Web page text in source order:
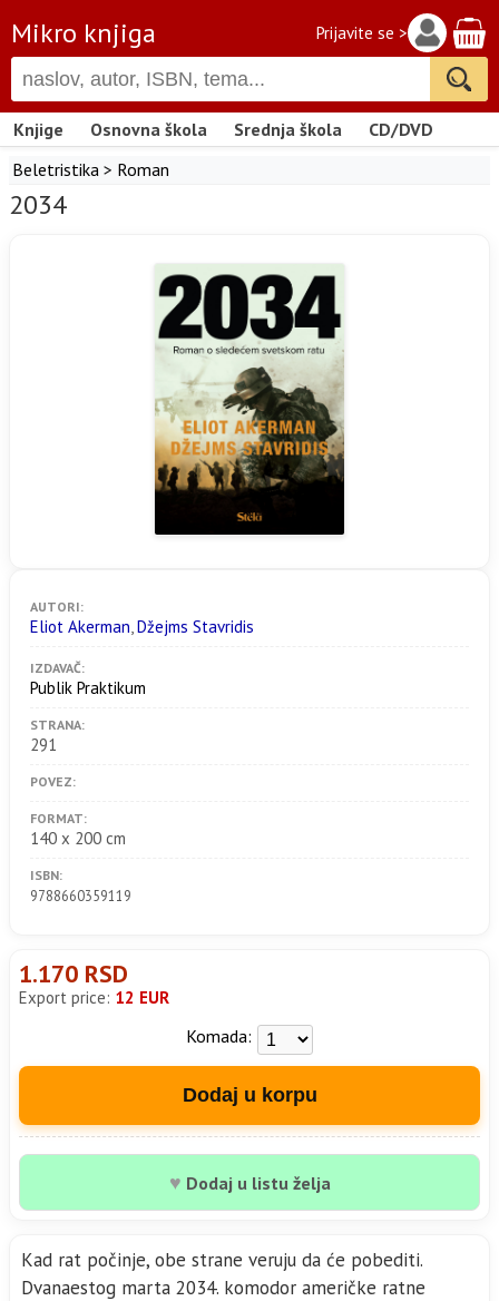
Mikro knjiga Prijavite se >
Knjige Osnovna škola Srednja škola
CD/DVD
Beletristika > Roman
2034
AUTORI:
Eliot Akerman Džejms Stavridis
IZDAVAČ:
Publik Praktikum
STRANA:
291
POVEZ:
FORMAT:
140 x 200 cm
ISBN:
9788660359119
1.170 RSD
Export price: 12 EUR
Komada:
Dodaj u korpu
♥ Dodaj u listu želja
Kad rat počinje, obe strane veruju da će pobediti.
Dvanaestog marta 2034. komodor američke ratne